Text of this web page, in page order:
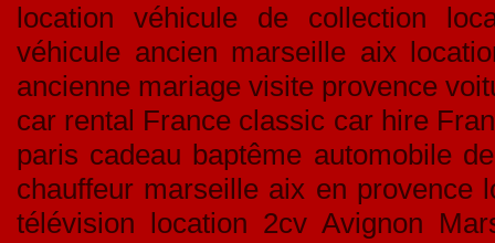
location véhicule de collection
véhicule ancien marseille aix
ancienne mariage visite provence
car rental France classic car hire
paris cadeau baptême automobile
chauffeur marseille aix en provence
télévision location 2cv Avignon